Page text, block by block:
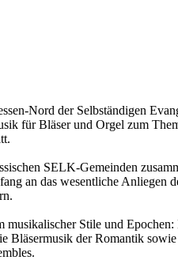
Nord der Selbständigen
für Bläser und Orgel zum
SELK-Gemeinden
an das wesentliche Anliegen
Stile und Epochen:
der Romantik